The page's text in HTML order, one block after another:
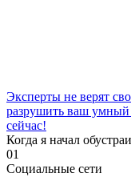
Эксперты не верят
разрушить ваш умный
сейчас!
Когда я начал
01
Социальные сети